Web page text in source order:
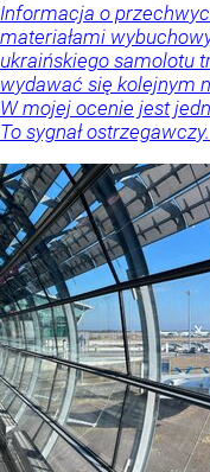
Informacja o
materiałami
ukraińskiego samolotu
wydawać się kolejnym
W mojej ocenie jest
To sygnał ostrzegawczy.